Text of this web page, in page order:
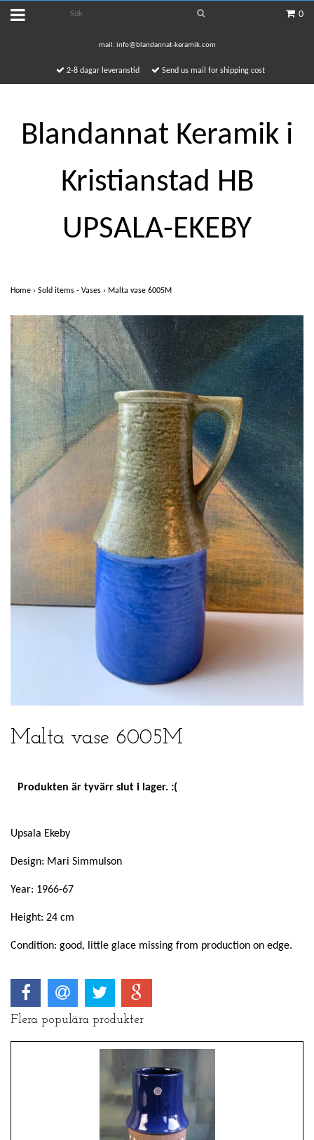
0
mail: info@blandannat-keramik.com
2-8 dagar leveranstid Send us mail for shipping cost
Blandannat Keramik i
Kristianstad HB
UPSALA-EKEBY
Home › Sold items - Vases › Malta vase 6005M
Malta vase 6005M
Produkten är tyvärr slut i lager. :(
Upsala Ekeby
Design: Mari Simmulson
Year: 1966-67
Height: 24 cm
Condition: good, little glace missing from production on edge.
Flera populära produkter